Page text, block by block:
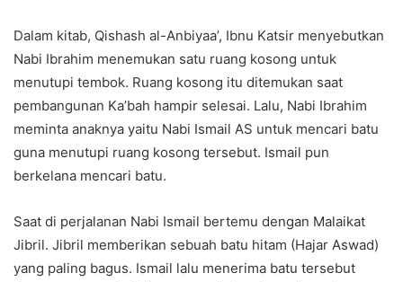
Dalam kitab, Qishash al-Anbiyaa’, Ibnu Katsir menyebutkan
Nabi Ibrahim menemukan satu ruang kosong untuk
menutupi tembok. Ruang kosong itu ditemukan saat
pembangunan Ka’bah hampir selesai. Lalu, Nabi Ibrahim
meminta anaknya yaitu Nabi Ismail AS untuk mencari batu
guna menutupi ruang kosong tersebut. Ismail pun
berkelana mencari batu.
Saat di perjalanan Nabi Ismail bertemu dengan Malaikat
Jibril. Jibril memberikan sebuah batu hitam (Hajar Aswad)
yang paling bagus. Ismail lalu menerima batu tersebut